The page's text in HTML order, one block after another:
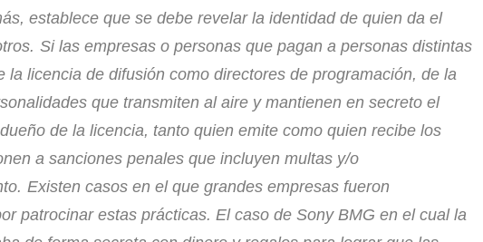
establece que se debe revelar la identidad de quien da el
Si las empresas o personas que pagan a personas distintas
la licencia de difusión como directores de programación, de la
que transmiten al aire y mantienen en secreto el
de la licencia, tanto quien emite como quien recibe los
a sanciones penales que incluyen multas y/o
Existen casos en el que grandes empresas fueron
patrocinar estas prácticas. El caso de Sony BMG en el cual la